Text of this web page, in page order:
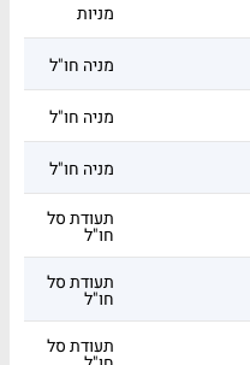
מניות
מניה חו"ל
מניה חו"ל
מניה חו"ל
תעודת סל
חו"ל
תעודת סל
חו"ל
תעודת סל